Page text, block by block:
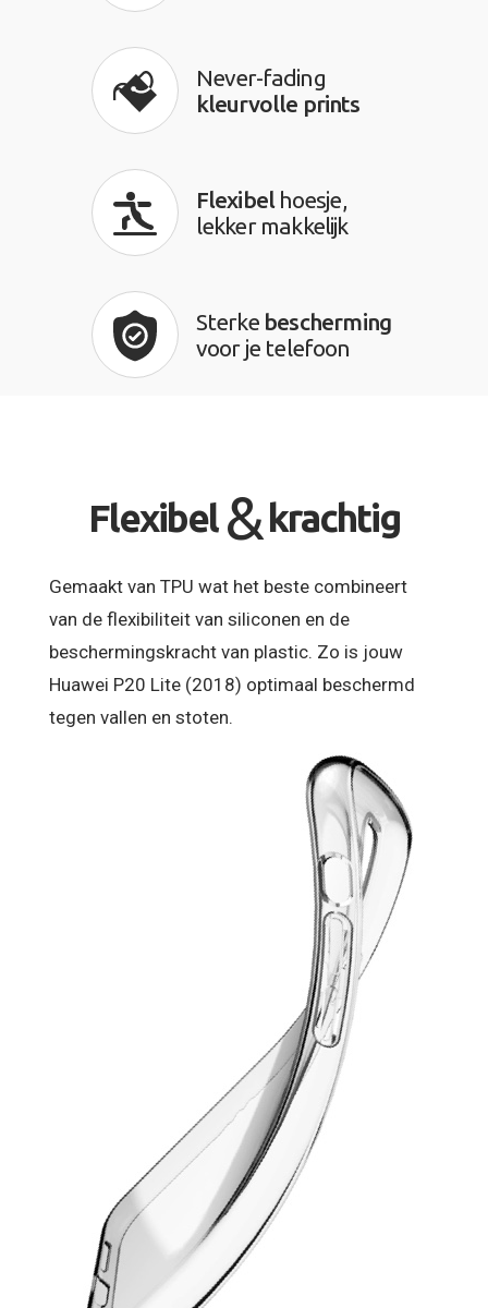
Never-fading
kleurvolle prints
Flexibelhoesje,
lekker makkelijk
Sterke bescherming
voor je telefoon
Flexibel &krachtig
Gemaakt van TPU wat het beste combineert
van de flexibiliteit van siliconen en de
beschermingskracht van plastic. Zo is jouw
Huawei P20 Lite (2018) optimaal beschermd
tegen vallen en stoten.